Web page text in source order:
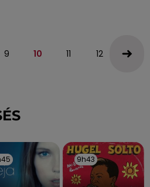
9 10 11 12 13
9h43
9h43